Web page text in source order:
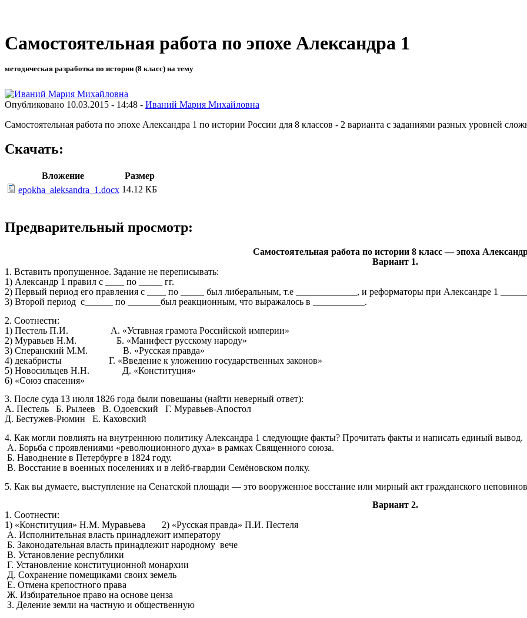
Самостоятельная работа по эпохе Александра 1
методическая разработка по истории (8 класс) на тему
Опубликовано 10.03.2015 - 14:48 - Иваний Мария Михайловна
Самостоятельная работа по эпохе Александра 1 по истории России для 8 классов - 2 варианта с заданиями разных уровней
Скачать:
Вложение
Размер
epokha_aleksandra_1.docx 14.12 КБ
Предварительный просмотр:
Самостоятельная работа по истории 8 класс — эпоха
Вариант 1.
1. Вставить пропущенное. Задание не переписывать:
1) Александр 1 правил с ____ по _____ гг.
2) Первый период его правления с ____ по _____ был либеральным, т.е _____________, и реформаторы при Александре 1
3) Второй период с______ по _______был реакционным, что выражалось в ___________.
2. Соотнести:
1) Пестель П.И. А. «Уставная грамота Российской империи»
2) Муравьев Н.М. Б. «Манифест русскому народу»
3) Сперанский М.М. В. «Русская правда»
4) декабристы Г. «Введение к уложению государственных законов»
5) Новосильцев Н.Н. Д. «Конституция»
6) «Союз спасения»
3. После суда 13 июля 1826 года были повешаны (найти неверный ответ):
А. Пестель Б. Рылеев В. Одоевский Г. Муравьев-Апостол
Д. Бестужев-Рюмин Е. Каховский
4. Как могли повлиять на внутреннюю политику Александра 1 следующие факты? Прочитать факты и написать единый вывод.
А. Борьба с проявлениями «революционного духа» в рамках Священного союза.
Б. Наводнение в Петербурге в 1824 году.
В. Восстание в военных поселениях и в лейб-гвардии Семёновском полку.
5. Как вы думаете, выступление на Сенатской площади — это вооруженное восстание или мирный акт гражданского
Вариант 2.
1. Соотнести:
1) «Конституция» Н.М. Муравьева 2) «Русская правда» П.И. Пестеля
А. Исполнительная власть принадлежит императору
Б. Законодательная власть принадлежит народному вече
В. Установление республики
Г. Установление конституционной монархии
Д. Сохранение помещиками своих земель
Е. Отмена крепостного права
Ж. Избирательное право на основе ценза
З. Деление земли на частную и общественную